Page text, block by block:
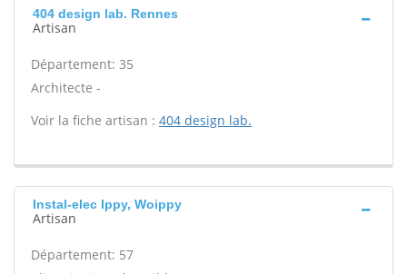
404 design lab. Rennes
Artisan
Département: 35
Architecte -
Voir la fiche artisan : 404 design lab.
Instal-elec Ippy, Woippy
Artisan
Département: 57